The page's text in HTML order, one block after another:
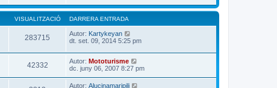
VISUALITZACIÓ DARRERA ENTRADA
283715 Autor: Kartykeyan
dt. set. 09, 2014 5:25 pm
42332 Autor: Mototurisme
dc. juny 06, 2007 8:27 pm
Autor: Alucinamaripili